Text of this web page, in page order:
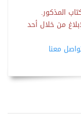
المذكور.
من خلال أحد
معنا